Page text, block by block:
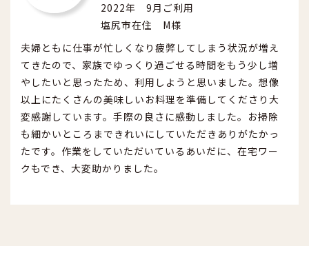
2022年 9月ご利用
塩尻市在住 M様
夫婦ともに仕事が忙しくなり疲弊してしまう状況が増え
てきたので、家族でゆっくり過ごせる時間をもう少し増
やしたいと思ったため、利用しようと思いました。想像
以上にたくさんの美味しいお料理を準備してくださり大
変感謝しています。手際の良さに感動しました。お掃除
も細かいところまできれいにしていただきありがたかっ
たです。作業をしていただいているあいだに、在宅ワー
クもでき、大変助かりました。